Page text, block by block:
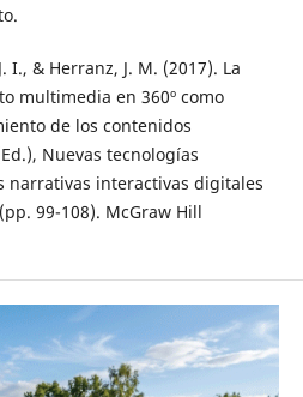
I., & Herranz, J. M. (2017). La
multimedia en 360º como
de los contenidos
Nuevas tecnologías
narrativas interactivas digitales
99-108). McGraw Hill